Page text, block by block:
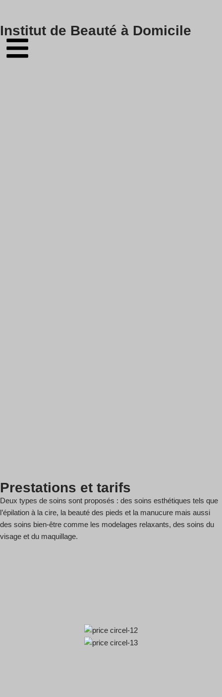
Skip
to
content
Institut de Beauté à Domicile
Prestations et tarifs
Deux types de soins sont proposés : des soins esthétiques tels que
l’épilation à la cire, la beauté des pieds et la manucure mais aussi
des soins bien-être comme les modelages relaxants, des soins du
visage et du maquillage.